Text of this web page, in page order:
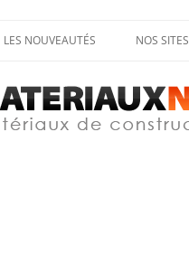
auLES NOUVEAUTÉS NOS SITES